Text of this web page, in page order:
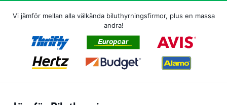
Vi jämför mellan alla välkända biluthyrningsfirmor, plus en massa
andra!